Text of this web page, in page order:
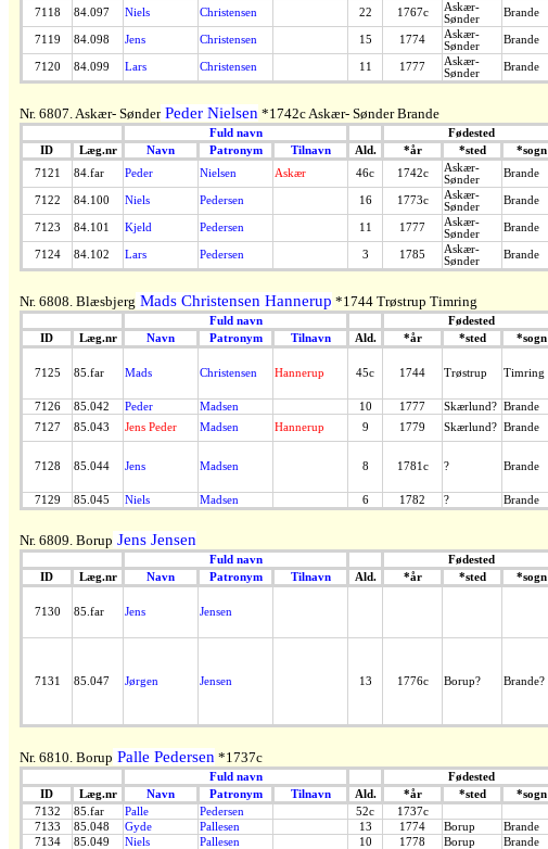
7118
84.097 Niels Christensen 22 1767c
Askær-
Sønder
Brande
7119 84.098 Jens Christensen 15 1774
Askær-
Sønder
Brande
7120 84.099 Lars Christensen 11 1777
Askær-
Sønder
Brande
Nr. 6807. Askær- Sønder Peder Nielsen *1742c Askær- Sønder Brande
Fuld navn Fødested
ID
Læg.nr Navn Patronym Tilnavn Ald. *år *sted *sogn
7121
84.far Peder Nielsen Askær 46c 1742c
Askær-
Sønder
Brande
7122 84.100 Niels Pedersen 16 1773c
Askær-
Sønder
Brande
7123 84.101 Kjeld Pedersen 11 1777
Askær-
Sønder
Brande
7124 84.102 Lars Pedersen 3 1785
Askær-
Sønder
Brande
Nr. 6808. Blæsbjerg Mads Christensen Hannerup *1744 Trøstrup Timring
Fuld navn Fødested
ID
Læg.nr Navn Patronym Tilnavn Ald. *år *sted *sogn
7125 85.far Mads Christensen Hannerup 45c 1744 Trøstrup Timring
7126
85.042 Peder Madsen 10 1777 Skærlund? Brande
7127
85.043 Jens Peder Madsen Hannerup 9 1779 Skærlund? Brande
7128 85.044 Jens Madsen 8 1781c ? Brande
7129
85.045 Niels Madsen 6 1782 ? Brande
Nr. 6809. Borup Jens Jensen
Fuld navn Fødested
ID
Læg.nr Navn Patronym Tilnavn Ald. *år *sted *sogn
7130 85.far Jens Jensen
7131 85.047 Jørgen Jensen 13 1776c Borup? Brande?
Nr. 6810. Borup Palle Pedersen *1737c
Fuld navn Fødested
ID
Læg.nr Navn Patronym Tilnavn Ald. *år *sted *sogn
7132
85.far Palle Pedersen 52c 1737c
7133
85.048 Gyde Pallesen 13 1774 Borup Brande
7134
85.049 Niels Pallesen 10 1778 Borup Brande